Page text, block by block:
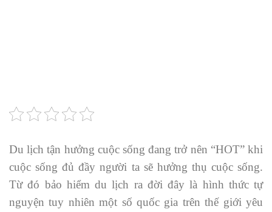
Du lịch tận hưởng cuộc sống đang trở nên “HOT” khi
cuộc sống đủ đầy người ta sẽ hưởng thụ cuộc sống.
Từ đó bảo hiểm du lịch ra đời đây là hình thức tự
nguyện tuy nhiên một số quốc gia trên thế giới yêu